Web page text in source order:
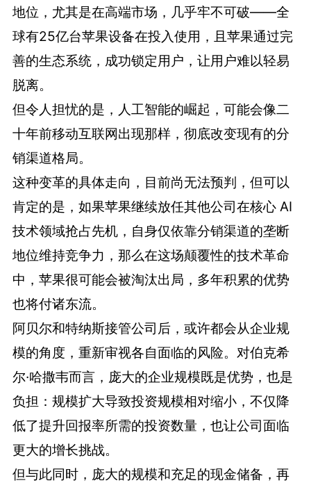
地位，尤其是在高端市场，几乎牢不可破——全
球有25亿台苹果设备在投入使用，且苹果通过完
善的生态系统，成功锁定用户，让用户难以轻易
脱离。
但令人担忧的是，人工智能的崛起，可能会像二
十年前移动互联网出现那样，彻底改变现有的分
销渠道格局。
这种变革的具体走向，目前尚无法预判，但可以
肯定的是，如果苹果继续放任其他公司在核心 AI
技术领域抢占先机，自身仅依靠分销渠道的垄断
地位维持竞争力，那么在这场颠覆性的技术革命
中，苹果很可能会被淘汰出局，多年积累的优势
也将付诸东流。
阿贝尔和特纳斯接管公司后，或许都会从企业规
模的角度，重新审视各自面临的风险。对伯克希
尔·哈撒韦而言，庞大的企业规模既是优势，也是
负担：规模扩大导致投资规模相对缩小，不仅降
低了提升回报率所需的投资数量，也让公司面临
更大的增长挑战。
但与此同时，庞大的规模和充足的现金储备，再